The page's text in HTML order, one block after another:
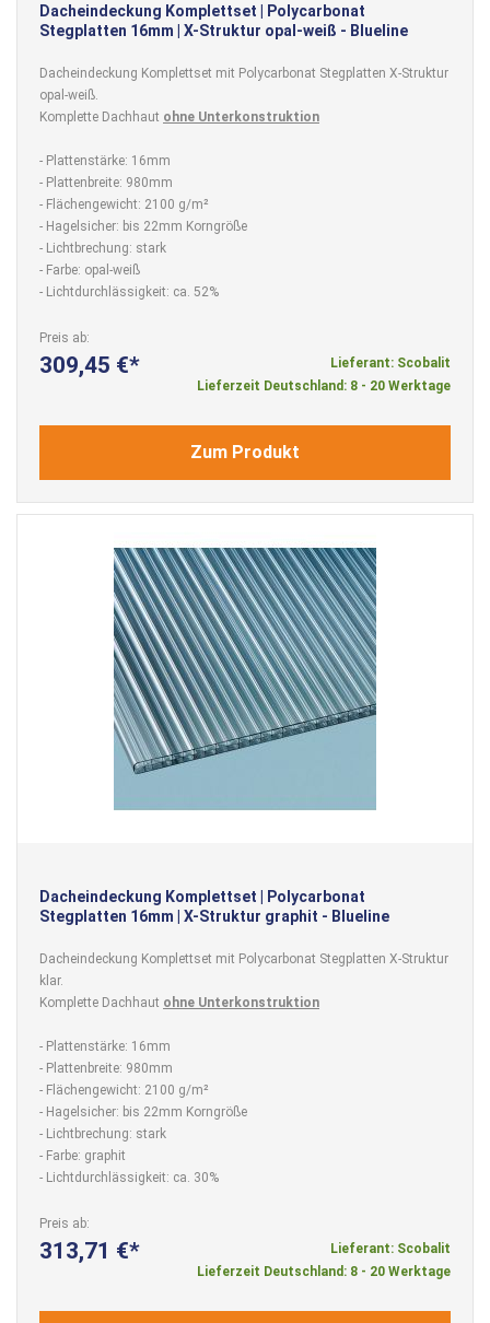
Dacheindeckung Komplettset | Polycarbonat
Stegplatten 16mm | X-Struktur opal-weiß - Blueline
Dacheindeckung Komplettset mit Polycarbonat Stegplatten X-Struktur
opal-weiß.
Komplette Dachhaut ohne Unterkonstruktion
- Plattenstärke: 16mm
- Plattenbreite: 980mm
- Flächengewicht: 2100 g/m²
- Hagelsicher: bis 22mm Korngröße
- Lichtbrechung: stark
- Farbe: opal-weiß
- Lichtdurchlässigkeit: ca. 52%
Preis ab
309,45 €
Lieferant: Scobalit
Lieferzeit Deutschland: 8 - 20 Werktage
Zum Produkt
Dacheindeckung Komplettset | Polycarbonat
Stegplatten 16mm | X-Struktur graphit - Blueline
Dacheindeckung Komplettset mit Polycarbonat Stegplatten X-Struktur
klar.
Komplette Dachhaut ohne Unterkonstruktion
- Plattenstärke: 16mm
- Plattenbreite: 980mm
- Flächengewicht: 2100 g/m²
- Hagelsicher: bis 22mm Korngröße
- Lichtbrechung: stark
- Farbe: graphit
- Lichtdurchlässigkeit: ca. 30%
Preis ab
313,71 €
Lieferant: Scobalit
Lieferzeit Deutschland: 8 - 20 Werktage